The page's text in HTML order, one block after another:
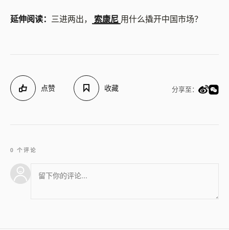
延伸阅读： 三进两出， 索康尼 用什么撬开中国市场？
点赞 收藏 分享至：
0 个评论